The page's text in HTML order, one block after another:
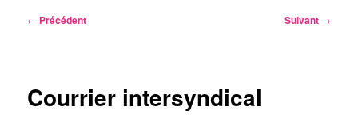
Navigation
← Précédent Suivant →
Courrier intersyndical